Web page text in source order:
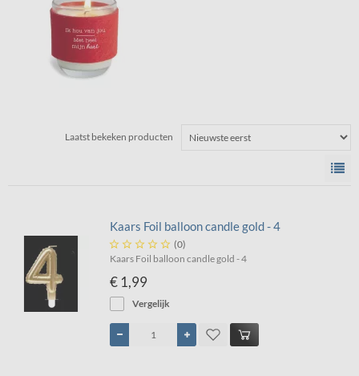
Laatst bekeken producten
Kaars Foil balloon candle gold - 4
     (0)
Kaars Foil balloon candle gold - 4
€ 1,99
Vergelijk